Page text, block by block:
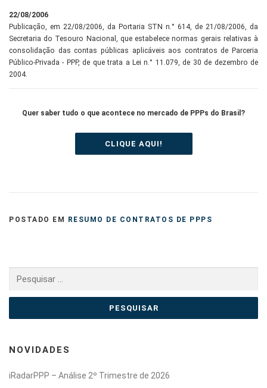
22/08/2006
Publicação, em 22/08/2006, da Portaria STN n.° 614, de 21/08/2006, da
Secretaria do Tesouro Nacional, que estabelece normas gerais relativas à
consolidação das contas públicas aplicáveis aos contratos de Parceria
Público-Privada - PPP, de que trata a Lei n.° 11.079, de 30 de dezembro de
2004.
Quer saber tudo o que acontece no mercado de PPPs do Brasil?
CLIQUE AQUI!
POSTADO EM RESUMO DE CONTRATOS DE PPPS
por:
NOVIDADES
iRadarPPP – Análise 2º Trimestre de 2026